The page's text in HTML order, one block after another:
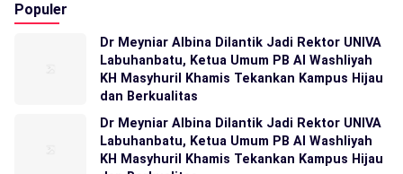
Populer
Dr Meyniar Albina Dilantik Jadi Rektor UNIVA
Labuhanbatu, Ketua Umum PB Al Washliyah
KH Masyhuril Khamis Tekankan Kampus Hijau
dan Berkualitas
Dr Meyniar Albina Dilantik Jadi Rektor UNIVA
Labuhanbatu, Ketua Umum PB Al Washliyah
KH Masyhuril Khamis Tekankan Kampus Hijau